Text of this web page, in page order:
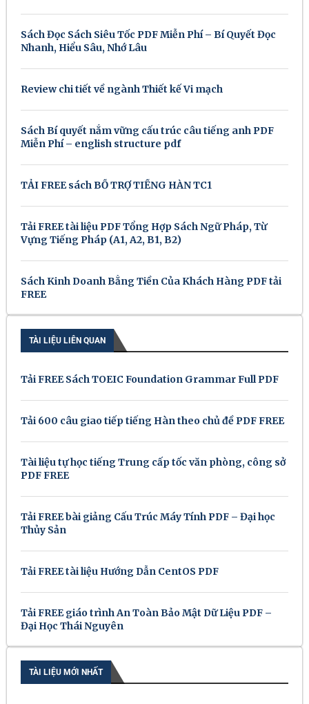
Sách Đọc Sách Siêu Tốc PDF Miễn Phí – Bí Quyết Đọc
Nhanh, Hiểu Sâu, Nhớ Lâu
Review chi tiết về ngành Thiết kế Vi mạch
Sách Bí quyết nắm vững cấu trúc câu tiếng anh PDF
Miễn Phí – english structure pdf
TẢI FREE sách BỔ TRỢ TIẾNG HÀN TC1
Tải FREE tài liệu PDF Tổng Hợp Sách Ngữ Pháp, Từ
Vựng Tiếng Pháp (A1, A2, B1, B2)
Sách Kinh Doanh Bằng Tiền Của Khách Hàng PDF tải
FREE
TÀI LIỆU LIÊN QUAN
Tải FREE Sách TOEIC Foundation Grammar Full PDF
Tải 600 câu giao tiếp tiếng Hàn theo chủ đề PDF FREE
Tài liệu tự học tiếng Trung cấp tốc văn phòng, công sở
PDF FREE
Tải FREE bài giảng Cấu Trúc Máy Tính PDF – Đại học
Thủy Sản
Tải FREE tài liệu Hướng Dẫn CentOS PDF
Tải FREE giáo trình An Toàn Bảo Mật Dữ Liệu PDF –
Đại Học Thái Nguyên
TÀI LIỆU MỚI NHẤT